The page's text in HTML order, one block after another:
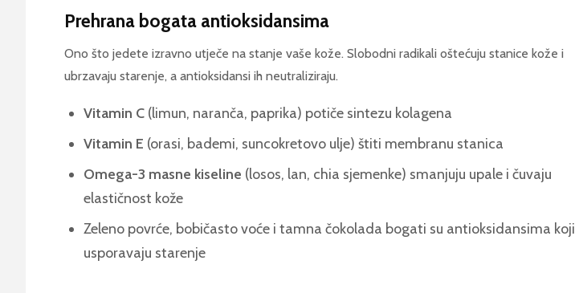
Prehrana bogata antioksidansima
Ono što jedete izravno utječe na stanje vaše kože. Slobodni radikali oštećuju stanice kože i
ubrzavaju starenje, a antioksidansi ih neutraliziraju.
Vitamin C (limun, naranča, paprika) potiče sintezu kolagena
Vitamin E (orasi, bademi, suncokretovo ulje) štiti membranu stanica
Omega-3 masne kiseline (losos, lan, chia sjemenke) smanjuju upale i čuvaju
elastičnost kože
Zeleno povrće, bobičasto voće i tamna čokolada bogati su antioksidansima koji
usporavaju starenje